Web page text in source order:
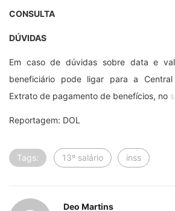
CONSULTA
DÚVIDAS
Em caso de dúvidas sobre data e
beneficiário pode ligar para a
Extrato de pagamento de benefícios, no
Reportagem: DOL
Tags: 13º salário inss
Deo Martins